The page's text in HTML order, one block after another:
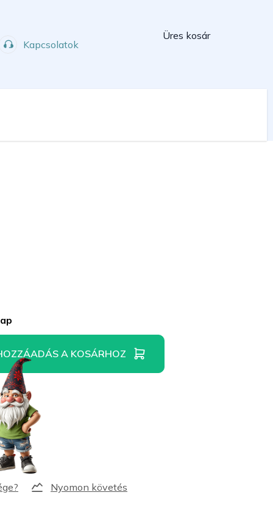
Kapcsolatok
Kosár
Üres kosár
A KOSÁRHOZ
Nyomon követés